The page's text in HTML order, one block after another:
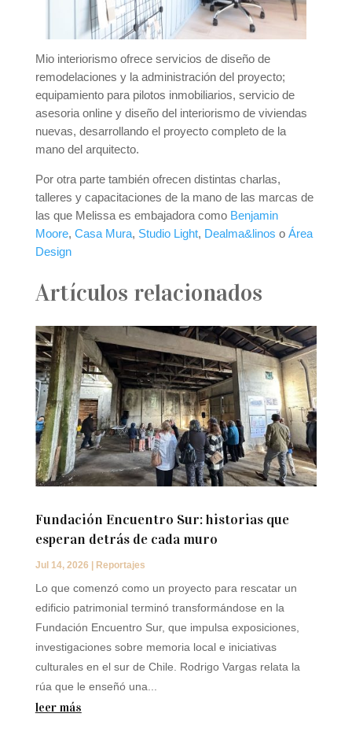
Mio interiorismo ofrece servicios de diseño de
remodelaciones y la administración del proyecto;
equipamiento para pilotos inmobiliarios, servicio de
asesoria online y diseño del interiorismo de viviendas
nuevas, desarrollando el proyecto completo de la
mano del arquitecto.
Por otra parte también ofrecen distintas charlas,
talleres y capacitaciones de la mano de las marcas de
las que Melissa es embajadora como Benjamin
Moore, Casa Mura, Studio Light, Dealma&linos oÁrea
Design
Artículos relacionados
Fundación Encuentro Sur: historias que
esperan detrás de cada muro
Jul 14, 2026 Reportajes
Lo que comenzó como un proyecto para rescatar un
edificio patrimonial terminó transformándose en la
Fundación Encuentro Sur, que impulsa exposiciones,
investigaciones sobre memoria local e iniciativas
culturales en el sur de Chile. Rodrigo Vargas relata la
rúa que le enseñó una...
leer más